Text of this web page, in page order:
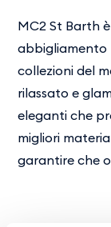
MC2 St Barth
abbigliamento
collezioni del
rilassato e
eleganti che
migliori
garantire che